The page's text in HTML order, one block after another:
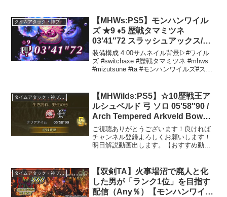
タイムアタック・神プレイ
【MHWs:PS5】モンハンワイル
ズ ★9 ♦︎5 歴戦タマミツネ
03’41″72 スラッシュアックス/
Tempered Mizutsune Switch
Axe Solo
装備構成 4:00サムネイル背景▷#ワイル
ズ #switchaxe #歴戦タマミツネ #mhws
#mizutsune #ta #モンハンワイルズ#スラ
タイムアタック・神プレイ
【MHWilds:PS5】☆10歴戦王ア
ルシュベルド 弓 ソロ 05’58″90 /
Arch Tempered Arkveld Bow
Solo TA 生き誇れ、野生の仔【モ
ンハンワイルズ】
ご視聴ありがとうございます！良ければ
チャンネル登録よろしくお願いします！
明日解説動画出します。【おすすめ動
理論値と準理論値の差：アーティア確
率：スタミナ消費量検証：弓の...
タイムアタック・神プレイ
【双剣TA】火事場沼で廃人と化
した男が「ランク1位」を目指す
配信（Any％）【モンハンワイル